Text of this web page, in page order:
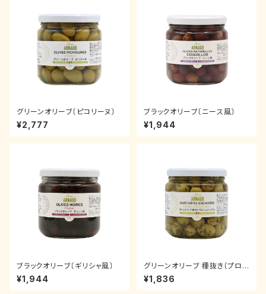
グリーンオリーブ〔ピコリーヌ〕
¥2,777
ブラックオリーブ〔ニース風〕
¥1,944
ブラックオリーブ〔ギリシャ風〕
¥1,944
グリーンオリーブ 種抜き〔プロバ
ンスのハーブ入り〕
¥1,836